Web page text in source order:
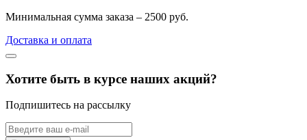
Минимальная сумма заказа – 2500 руб.
Доставка и оплата
Хотите быть в курсе наших акций?
Подпишитесь на рассылку